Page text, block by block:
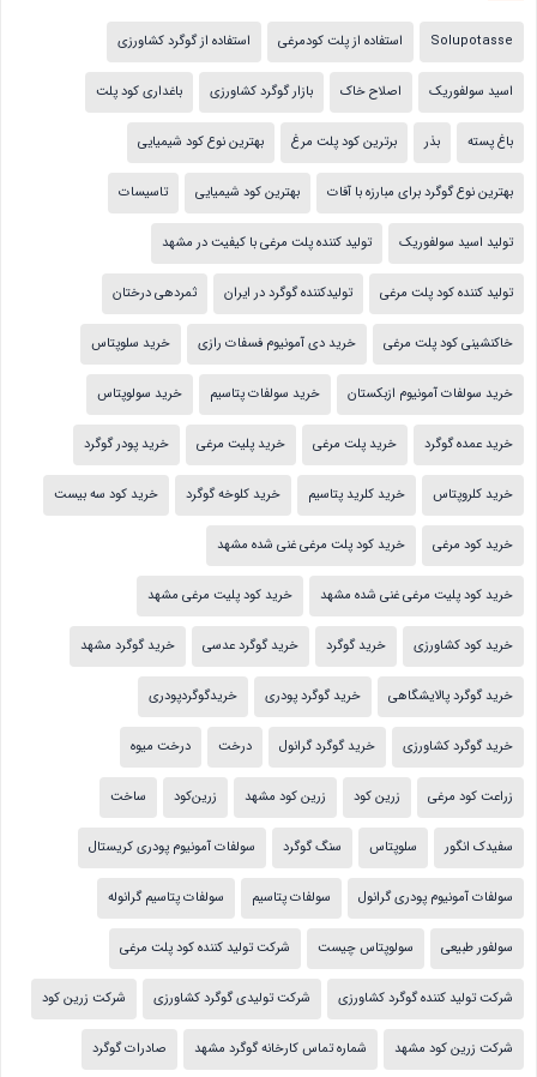
Solupotasse استفاده از پلت کودمرغی استفاده از گوگرد کشاورزی
اسید سولفوریک اصلاح خاک بازار گوگرد کشاورزی باغداری کود پلت
باغ پسته بذر برترین کود پلت مرغ بهترین نوع کود شیمیایی
بهترین نوع گوگرد برای مبارزه با آفات بهترین کود شیمیایی تاسیسات
تولید اسید سولفوریک تولید کننده پلت مرغی با کیفیت در مشهد
تولید کننده کود پلت مرغی تولیدکننده گوگرد در ایران ثمردهی درختان
خاکنشینی کود پلت مرغی خرید دی آمونیوم فسفات رازی خرید سلوپتاس
خرید سولفات آمونیوم ازبکستان خرید سولفات پتاسیم خرید سولوپتاس
خرید عمده گوگرد خرید پلت مرغی خرید پلیت مرغی خرید پودر گوگرد
خرید کلروپتاس خرید کلرید پتاسیم خرید کلوخه گوگرد خرید کود سه بیست
خرید کود مرغی خرید کود پلت مرغی غنی شده مشهد
خرید کود پلیت مرغی غنی شده مشهد خرید کود پلیت مرغی مشهد
خرید کود کشاورزی خرید گوگرد خرید گوگرد عدسی خرید گوگرد مشهد
خرید گوگرد پالایشگاهی خرید گوگرد پودری خریدگوگردپودری
خرید گوگرد کشاورزی خرید گوگرد گرانول درخت درخت میوه
زراعت کود مرغی زرین کود زرین کود مشهد زرین‌کود ساخت
سفیدک انگور سلوپتاس سنگ گوگرد سولفات آمونیوم پودری کریستال
سولفات آمونیوم پودری گرانول سولفات پتاسیم سولفات پتاسیم گرانوله
سولفور طبیعی سولوپتاس چیست شرکت تولید کننده کود پلت مرغی
شرکت تولید کننده گوگرد کشاورزی شرکت تولیدی گوگرد کشاورزی شرکت زرین کود
شرکت زرین کود مشهد شماره تماس کارخانه گوگرد مشهد صادرات گوگرد